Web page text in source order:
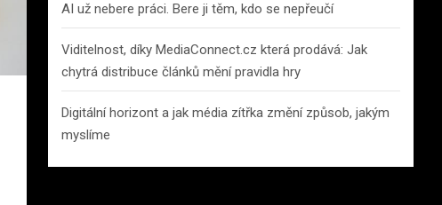
AI už nebere práci. Bere ji těm, kdo se nepřeučí
Viditelnost, díky MediaConnect.cz která prodává: Jak
chytrá distribuce článků mění pravidla hry
Digitální horizont a jak média zítřka změní způsob, jakým
myslíme